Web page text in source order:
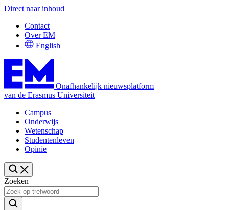
Direct naar inhoud
Contact
Over EM
English
Onafhankelijk nieuwsplatform
van de Erasmus Universiteit
Campus
Onderwijs
Wetenschap
Studentenleven
Opinie
Zoeken